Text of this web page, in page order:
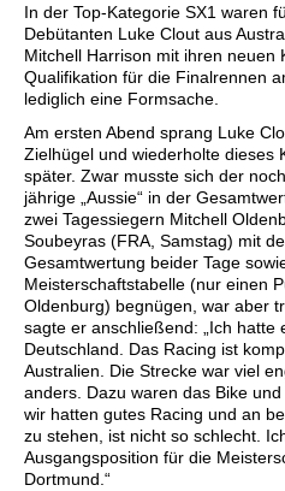
In der Top-Kategorie SX1 waren
Debütanten Luke Clout aus
Mitchell Harrison mit ihren neuen
Qualifikation für die Finalrennen
lediglich eine Formsache.
Am ersten Abend sprang Luke
Zielhügel und wiederholte dieses
später. Zwar musste sich der
jährige „Aussie“ in der
zwei Tagessiegern Mitchell
Soubeyras (FRA, Samstag) mit
Gesamtwertung beider Tage
Meisterschaftstabelle (nur einen
Oldenburg) begnügen, war aber
sagte er anschließend: „Ich hatte
Deutschland. Das Racing ist
Australien. Die Strecke war viel
anders. Dazu waren das Bike
wir hatten gutes Racing und an
zu stehen, ist nicht so schlecht.
Ausgangsposition für die
Dortmund.“